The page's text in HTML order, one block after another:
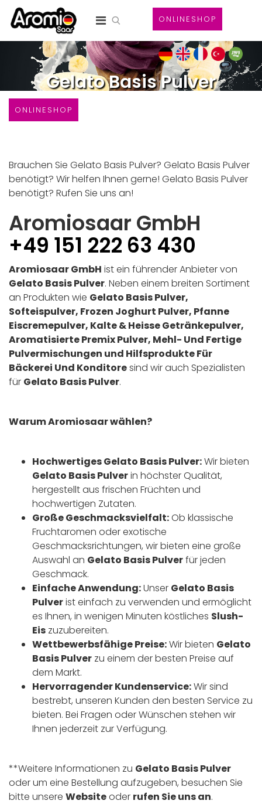
ONLINESHOP
Gelato Basis Pulver
ONLINESHOP
Brauchen Sie Gelato Basis Pulver? Gelato Basis Pulver
benötigt? Wir helfen Ihnen gerne! Gelato Basis Pulver
benötigt? Rufen Sie uns an!
Aromiosaar GmbH
+49 151 222 63 430
Aromiosaar GmbH ist ein führender Anbieter von
Gelato Basis Pulver. Neben einem breiten Sortiment
an Produkten wie Gelato Basis Pulver,
Softeispulver, Frozen Joghurt Pulver, Pfanne
Eiscremepulver, Kalte & Heisse Getränkepulver,
Aromatisierte Premix Pulver, Mehl- Und Fertige
Pulvermischungen und Hilfsprodukte Für
Bäckerei Und Konditoresind wir auch Spezialisten
für Gelato Basis Pulver.
Warum Aromiosaar wählen?
Hochwertiges Gelato Basis Pulver:Wir bieten
Gelato Basis Pulverin höchster Qualität,
hergestellt aus frischen Früchten und
hochwertigen Zutaten.
Große Geschmacksvielfalt:Ob klassische
Fruchtaromen oder exotische
Geschmacksrichtungen, wir bieten eine große
Auswahl an Gelato Basis Pulverfür jeden
Geschmack.
Einfache Anwendung:Unser Gelato Basis
Pulverist einfach zu verwenden und ermöglicht
es Ihnen, in wenigen Minuten köstliches Slush-
Eis zuzubereiten.
Wettbewerbsfähige Preise:Wir bieten Gelato
Basis Pulver zu einem der besten Preise auf
dem Markt.
Hervorragender Kundenservice:Wir sind
bestrebt, unseren Kunden den besten Service zu
bieten. Bei Fragen oder Wünschen stehen wir
Ihnen jederzeit zur Verfügung.
**Weitere Informationen zu Gelato Basis Pulver
oder um eine Bestellung aufzugeben, besuchen Sie
bitte unsere Websiteoder rufen Sie uns an.